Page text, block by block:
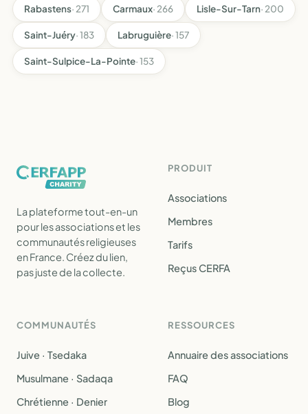
Rabastens· 271 Carmaux· 266 Lisle-Sur-Tarn· 200
Saint-Juéry· 183 Labruguière· 157
Saint-Sulpice-La-Pointe· 153
La plateforme tout-en-un
pour les associations et les
communautés religieuses
en France. Créez du lien,
pas juste de la collecte.
PRODUIT
Associations
Membres
Tarifs
Reçus CERFA
COMMUNAUTÉS
Juive · Tsedaka
Musulmane · Sadaqa
Chrétienne · Denier
RESSOURCES
Annuaire des associations
FAQ
Blog